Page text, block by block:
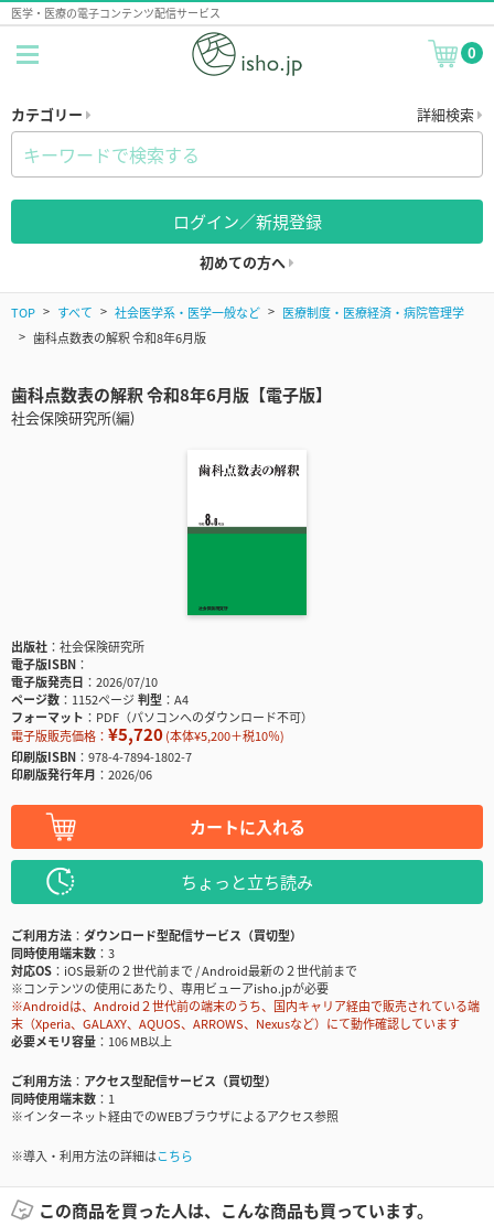
医学・医療の電子コンテンツ配信サービス
0
カテゴリー 詳細検索
ログイン／新規登録
初めての方へ
TOP すべて 社会医学系・医学一般など
医療制度・医療経済・病院管理学
歯科点数表の解釈 令和8年6月版
歯科点数表の解釈 令和8年6月版【電子版】
社会保険研究所(編)
出版社
社会保険研究所
電子版ISBN
電子版発売日
2026/07/10
ページ数
1152ページ判型
A4
フォーマット
PDF（パソコンへのダウンロード不可）
電子版販売価格： ¥5,720(本体¥5,200＋税10％)
印刷版ISBN
978-4-7894-1802-7
印刷版発行年月
2026/06
カートに入れる
ちょっと立ち読み
ご利用方法
ダウンロード型配信サービス（買切型）
同時使用端末数
3
対応OS
iOS最新の２世代前まで / Android最新の２世代前まで
※コンテンツの使用にあたり、専用ビューアisho.jpが必要
※Androidは、Android２世代前の端末のうち、国内キャリア経由で販売されている端
末（Xperia、GALAXY、AQUOS、ARROWS、Nexusなど）にて動作確認しています
必要メモリ容量
106 MB以上
ご利用方法
アクセス型配信サービス（買切型）
同時使用端末数
1
※インターネット経由でのWEBブラウザによるアクセス参照
※導入・利用方法の詳細はこちら
この商品を買った人は、こんな商品も買っています。